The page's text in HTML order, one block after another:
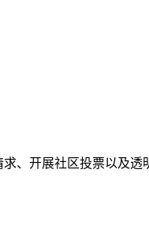
、开展社区投票以及透